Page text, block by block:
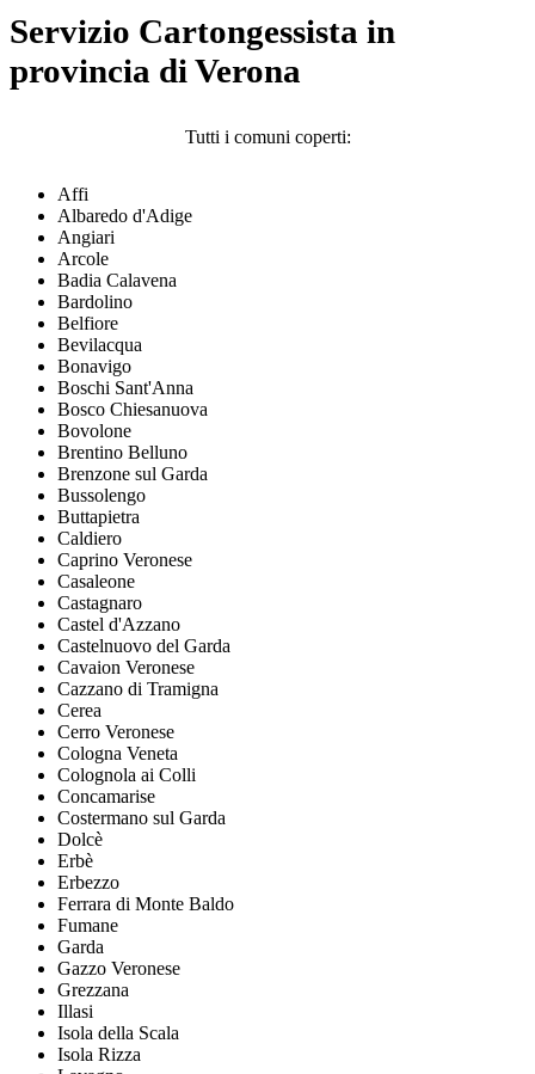
Servizio Cartongessista in
provincia di Verona
Tutti i comuni coperti:
Affi
Albaredo d'Adige
Angiari
Arcole
Badia Calavena
Bardolino
Belfiore
Bevilacqua
Bonavigo
Boschi Sant'Anna
Bosco Chiesanuova
Bovolone
Brentino Belluno
Brenzone sul Garda
Bussolengo
Buttapietra
Caldiero
Caprino Veronese
Casaleone
Castagnaro
Castel d'Azzano
Castelnuovo del Garda
Cavaion Veronese
Cazzano di Tramigna
Cerea
Cerro Veronese
Cologna Veneta
Colognola ai Colli
Concamarise
Costermano sul Garda
Dolcè
Erbè
Erbezzo
Ferrara di Monte Baldo
Fumane
Garda
Gazzo Veronese
Grezzana
Illasi
Isola della Scala
Isola Rizza